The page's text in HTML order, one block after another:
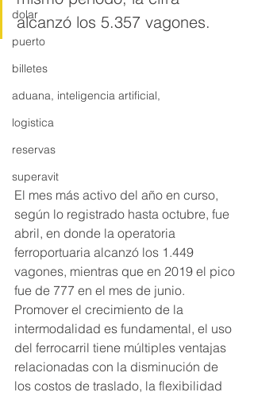
dolar
puerto
billetes
aduana, inteligencia artificial,
logistica
reservas
superavit
alcanzó los 5.357 vagones.
El mes más activo del año en curso,
según lo registrado hasta octubre, fue
abril, en donde la operatoria
ferroportuaria alcanzó los 1.449
vagones, mientras que en 2019 el pico
fue de 777 en el mes de junio.
Promover el crecimiento de la
intermodalidad es fundamental, el uso
del ferrocarril tiene múltiples ventajas
relacionadas con la disminución de
los costos de traslado, la flexibilidad